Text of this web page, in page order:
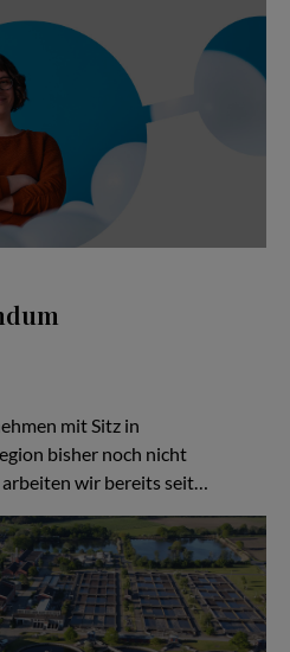
mit Sitz in
bisher noch nicht
arbeiten wir bereits seit…